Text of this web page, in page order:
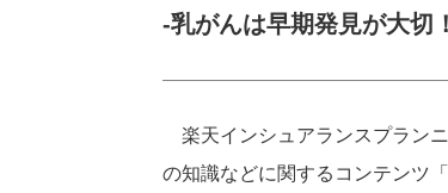
‐乳がんは早期発見が大切
楽天インシュアランスプラン
の知識などに関するコンテンツ